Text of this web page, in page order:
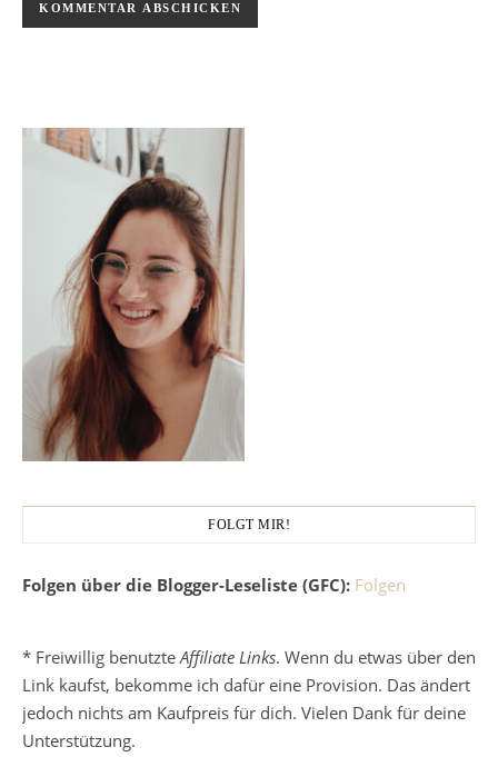
FOLGT MIR!
Folgen über die Blogger-Leseliste (GFC): Folgen
* Freiwillig benutzteAffiliate Links. Wenn du etwas über den
Link kaufst, bekomme ich dafür eine Provision. Das ändert
jedoch nichts am Kaufpreis für dich. Vielen Dank für deine
Unterstützung.